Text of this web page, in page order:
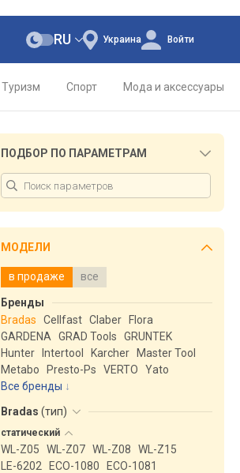
Украина
RU Войти
Туризм Спорт Мода и аксессуары
ПОДБОР ПО ПАРАМЕТРАМ
МОДЕЛИ
в продаже все
Бренды
Bradas
Cellfast Claber
Flora
GARDENA
GRAD Tools
GRUNTEK
Hunter
Intertool Karcher
Master Tool
Metabo
Presto-Ps VERTO
Yato
Все бренды
Bradas (тип)
статический
WL-Z05 WL-Z07 WL-Z08
WL-Z15
LE-6202
ECO-1080 ECO-1081